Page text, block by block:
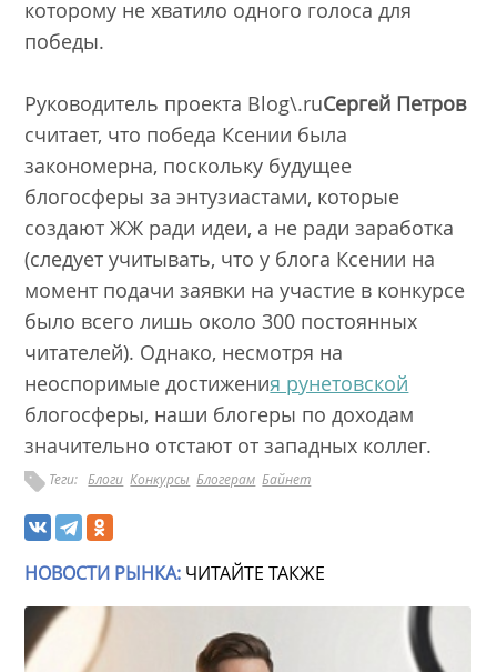
которому не хватило одного голоса для
победы.
Руководитель проекта Blog\.ruСергей Петров
считает, что победа Ксении была
закономерна, поскольку будущее
блогосферы за энтузиастами, которые
создают ЖЖ ради идеи, а не ради заработка
(следует учитывать, что у блога Ксении на
момент подачи заявки на участие в конкурсе
было всего лишь около 300 постоянных
читателей). Однако, несмотря на
неоспоримые достижения рунетовской
блогосферы, наши блогеры по доходам
значительно отстают от западных коллег.
Теги: Блоги Конкурсы Блогерам Байнет
НОВОСТИ РЫНКА: ЧИТАЙТЕ ТАКЖЕ